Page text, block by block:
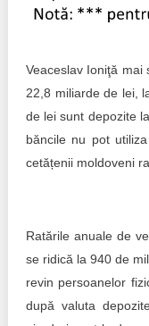
Veaceslav Ioniţă
22,8 miliarde de lei,
de lei sunt depozite
băncile nu pot
cetățenii moldoveni
Ratările anuale de
se ridică la 940 de
revin persoanelor
după valuta